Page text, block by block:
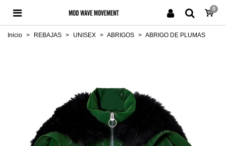
0
Inicio > REBAJAS > UNISEX > ABRIGOS > ABRIGO DE PLUMAS